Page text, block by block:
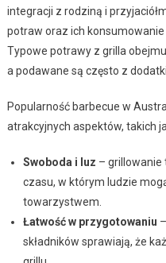
integracji z rodziną i
potraw oraz ich
Typowe potrawy z grilla
a podawane są często z
Popularność barbecue w
atrakcyjnych aspektów, takich
Swoboda i luz – grillowanie
czasu, w którym ludzie
towarzystwem.
Łatwość w przygotowaniu
składników sprawiają, że